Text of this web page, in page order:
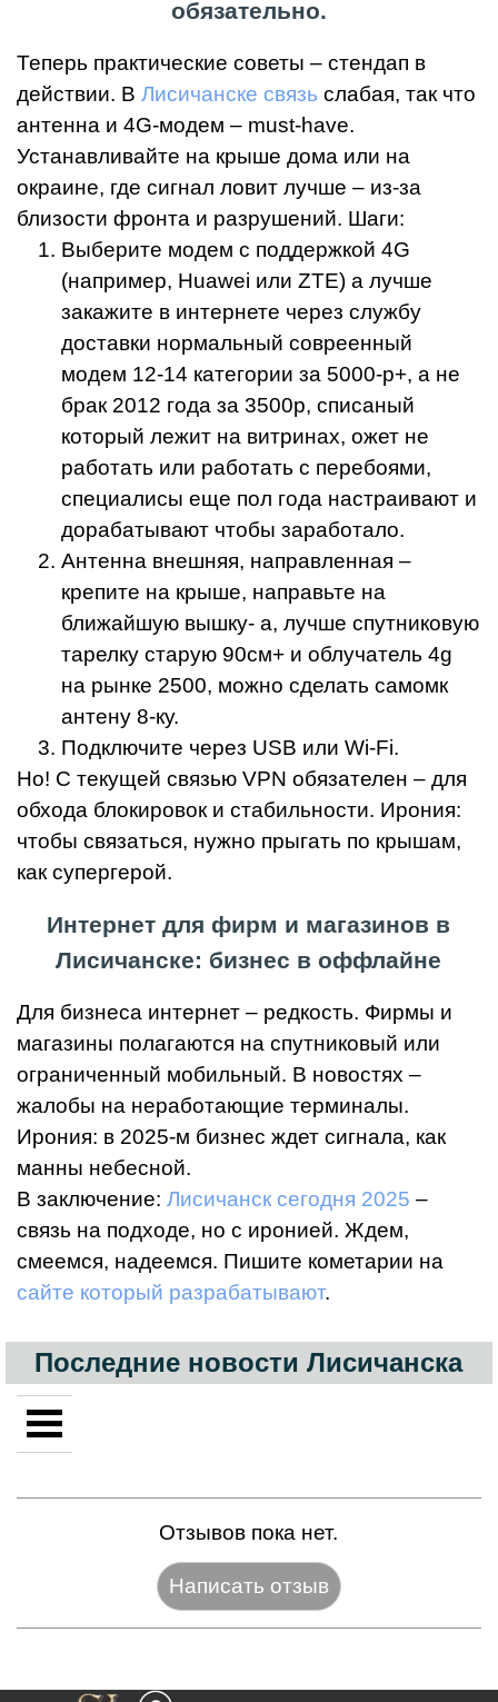
обязательно.
Теперь практические советы – стендап в
действии. В Лисичанске связь слабая, так что
антенна и 4G-модем – must-have.
Устанавливайте на крыше дома или на
окраине, где сигнал ловит лучше – из-за
близости фронта и разрушений. Шаги:
Выберите модем с поддержкой 4G
(например, Huawei или ZTE) а лучше
закажите в интернете через службу
доставки нормальный совреенный
модем 12-14 категории за 5000-р+, а не
брак 2012 года за 3500р, списаный
который лежит на витринах, ожет не
работать или работать с перебоями,
специалисы еще пол года настраивают и
дорабатывают чтобы заработало.
Антенна внешняя, направленная –
крепите на крыше, направьте на
ближайшую вышку- а, лучше спутниковую
тарелку старую 90см+ и облучатель 4g
на рынке 2500, можно сделать самомк
антену 8-ку.
Подключите через USB или Wi-Fi.
Но! С текущей связью VPN обязателен – для
обхода блокировок и стабильности. Ирония:
чтобы связаться, нужно прыгать по крышам,
как супергерой.
Интернет для фирм и магазинов в
Лисичанске: бизнес в оффлайне
Для бизнеса интернет – редкость. Фирмы и
магазины полагаются на спутниковый или
ограниченный мобильный. В новостях –
жалобы на неработающие терминалы.
Ирония: в 2025-м бизнес ждет сигнала, как
манны небесной.
В заключение: Лисичанск сегодня 2025 –
связь на подходе, но с иронией. Ждем,
смеемся, надеемся. Пишите кометарии на
сайте который разрабатывают.
Последние новости Лисичанска
Отзывов пока нет.